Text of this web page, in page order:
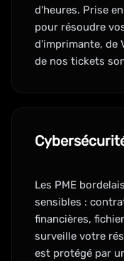
d'heures. Prise
pour résoudre
d'imprimante, de
de nos tickets
Les PME
sensibles :
financières,
surveille votre
est protégé par